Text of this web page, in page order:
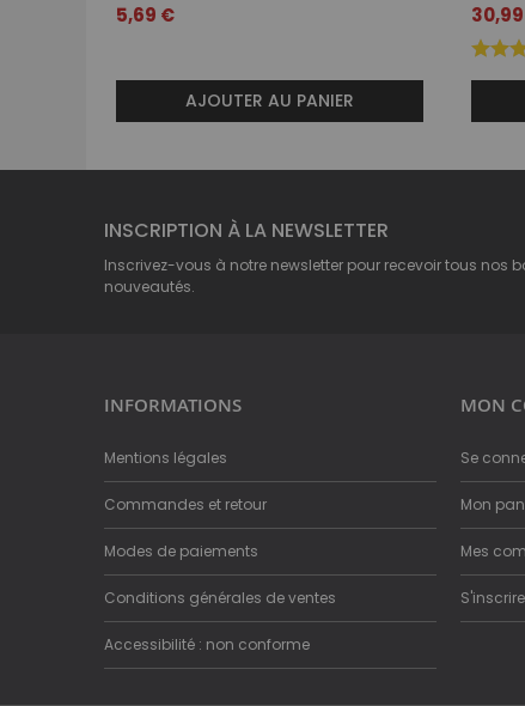
5,69 €
AJOUTER AU PANIER
INSCRIPTION À LA NEWSLETTER
Inscrivez-vous à notre newsletter pour recevoir tous nos
nouveautés.
INFORMATIONS
Mentions légales
Commandes et retour
Modes de paiements
Conditions générales de ventes
Accessibilité : non conforme
MON
Se
Mon
Mes
S'inscrire